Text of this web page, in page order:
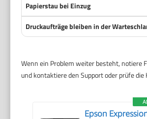
Papierstau bei Einzug
Druckaufträge bleiben in der
Wenn ein Problem weiter besteht, notiere
und kontaktiere den Support oder prüfe die
Epson